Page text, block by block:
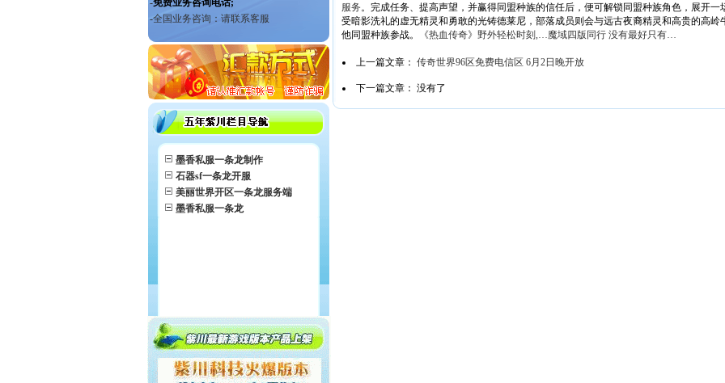
墨香私服一条龙制作
石器sf一条龙开服
美丽世界开区一条龙服务端
墨香私服一条龙
服务。完成任务、提高声望，并赢得同盟种族的信任后，便可解锁同盟种族角色，展开
受暗影洗礼的虚无精灵和勇敢的光铸德莱尼，部落成员则会与远古夜裔精灵和高贵的高
他同盟种族参战。
《热血传奇》野外轻松时刻,…魔域四版同行 没有最好只有…
上一篇文章： 传奇世界96区免费电信区 6月2日晚开放
下一篇文章： 没有了